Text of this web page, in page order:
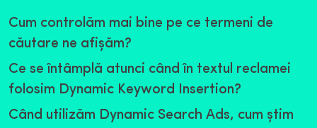
Cum controlăm mai bine pe ce termeni de
căutare ne afişăm?
Ce se întâmplă atunci când în textul reclamei
folosim Dynamic Keyword Insertion?
Când utilizăm Dynamic Search Ads, cum ştim